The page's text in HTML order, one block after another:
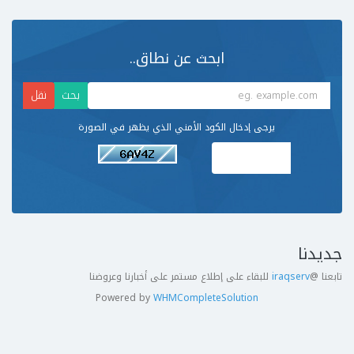
ابحث عن نطاق..
يرجى إدخال الكود الأمني الذي يظهر في الصورة
جديدنا
تابعنا @iraqserv للبقاء على إطلاع مستمر على أخبارنا وعروضنا
Powered byWHMCompleteSolution